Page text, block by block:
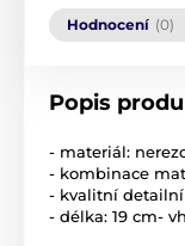
Hodnocení (0)
Popis
- materiál:
- kombinace
- kvalitní detailní
- délka: 19 cm-